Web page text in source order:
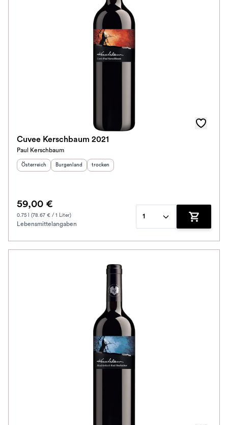
Cuvee Kerschbaum 2021
Paul Kerschbaum
Herkunftsland
Österreich Herkunftsregion:
Burgenland Geschmack
trocken
59,00 €
0.75 l (78.67 € / 1 Liter)
Lebensmittelangaben
1
Zum